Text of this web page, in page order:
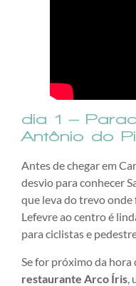
dia 1 –
Antônio do
Antes de chegar em
desvio para conhecer
que leva do trevo onde
Lefevre ao centro é
para ciclistas e
Se for próximo da hora
restaurante Arco Íris